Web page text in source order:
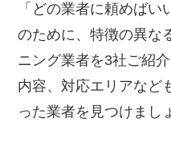
「どの業者に頼めば
のために、特徴の異な
ニング業者を3社ご紹
内容、対応エリアなど
った業者を見つけまし